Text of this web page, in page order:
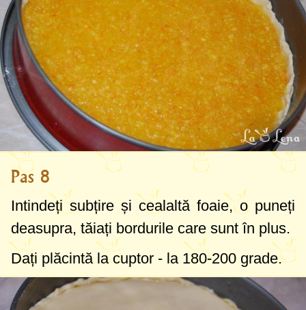
Pas 8
Intindeți subțire și cealaltă foaie, o puneți
deasupra, tăiați bordurile care sunt în plus.
Dați plăcintă la cuptor - la 180-200 grade.